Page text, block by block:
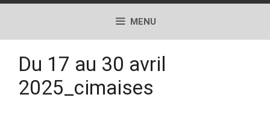
MENU
Du 17 au 30 avril
2025_cimaises